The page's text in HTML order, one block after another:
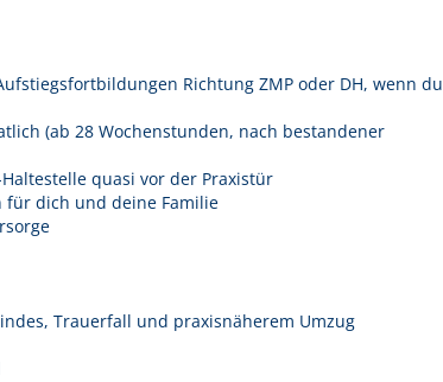
Richtung ZMP oder DH, wenn du
(ab 28 Wochenstunden, nach bestandener
quasi vor der Praxistür
dich und deine Familie
Trauerfall und praxisnäherem Umzug